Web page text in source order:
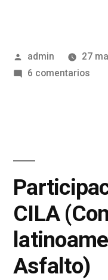
admin 27
6 comentarios
CILA
Asfalto)